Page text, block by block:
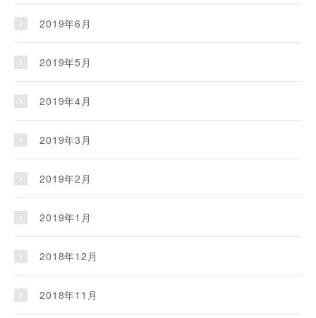
2019年6月
2019年5月
2019年4月
2019年3月
2019年2月
2019年1月
2018年12月
2018年11月